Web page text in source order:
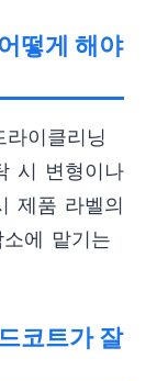
떻게 해야
이클리닝
시 변형이나
제품 라벨의
에 맡기는
코트가 잘